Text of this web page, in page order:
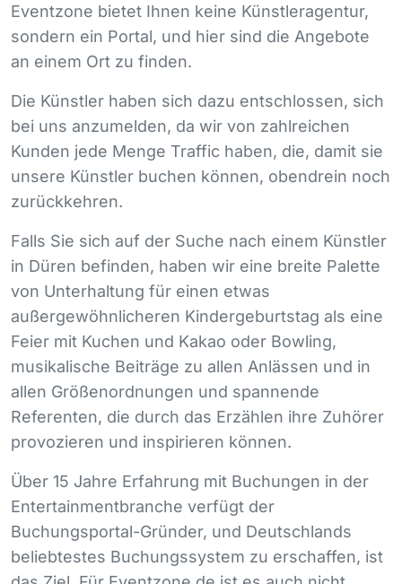
Eventzone bietet Ihnen keine Künstleragentur,
sondern ein Portal, und hier sind die Angebote
an einem Ort zu finden.
Die Künstler haben sich dazu entschlossen, sich
bei uns anzumelden, da wir von zahlreichen
Kunden jede Menge Traffic haben, die, damit sie
unsere Künstler buchen können, obendrein noch
zurückkehren.
Falls Sie sich auf der Suche nach einem Künstler
in Düren befinden, haben wir eine breite Palette
von Unterhaltung für einen etwas
außergewöhnlicheren Kindergeburtstag als eine
Feier mit Kuchen und Kakao oder Bowling,
musikalische Beiträge zu allen Anlässen und in
allen Größenordnungen und spannende
Referenten, die durch das Erzählen ihre Zuhörer
provozieren und inspirieren können.
Über 15 Jahre Erfahrung mit Buchungen in der
Entertainmentbranche verfügt der
Buchungsportal-Gründer, und Deutschlands
beliebtestes Buchungssystem zu erschaffen, ist